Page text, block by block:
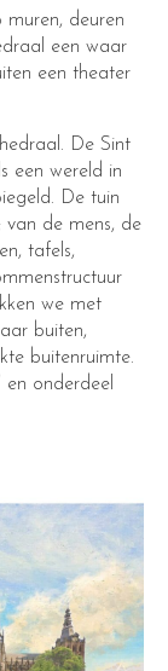
deuren
een waar
een theater
De Sint
een wereld in
De tuin
; van de mens, de
tafels,
we met
buiten,
buitenruimte.
’ en onderdeel